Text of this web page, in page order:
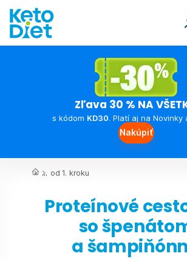
Zľava 30 % NA
s kódom KD30. Platí aj na Novinky
Nakúpiť
... od 1. kroku
Proteínové
so
a